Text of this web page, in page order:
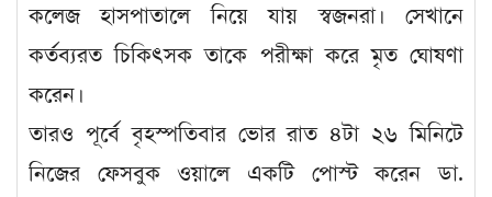
কলেজ হাসপাতালে নিয়ে যায় স্বজনরা। সেখানে
কর্তব্যরত চিকিৎসক তাকে পরীক্ষা করে মৃত ঘোষণা
করেন।
তারও পূর্বে বৃহস্পতিবার ভোর রাত ৪টা ২৬ মিনিটে
নিজের ফেসবুক ওয়ালে একটি পোস্ট করেন ডা.